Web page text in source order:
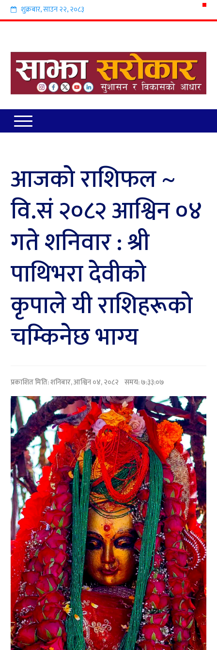
शुक्रबार,साउन२२,२०८३
आजको राशिफल ~
वि.सं २०८२ आश्विन ०४
गते शनिवार : श्री
पाथिभरा देवीकाे
कृपाले यी राशिहरूकाे
चम्किनेछ भाग्य
प्रकाशित मिति:शनिबार, आश्विन ०४, २०८२ समय: ७:३३:०७